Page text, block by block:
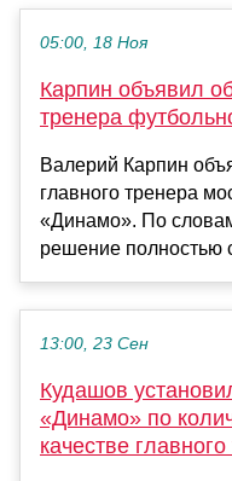
05:00, 18 Ноя
Карпин объявил
тренера
Валерий Карпин
главного тренера
«Динамо». По
решение полностью
13:00, 23 Сен
Кудашов
«Динамо» по
качестве